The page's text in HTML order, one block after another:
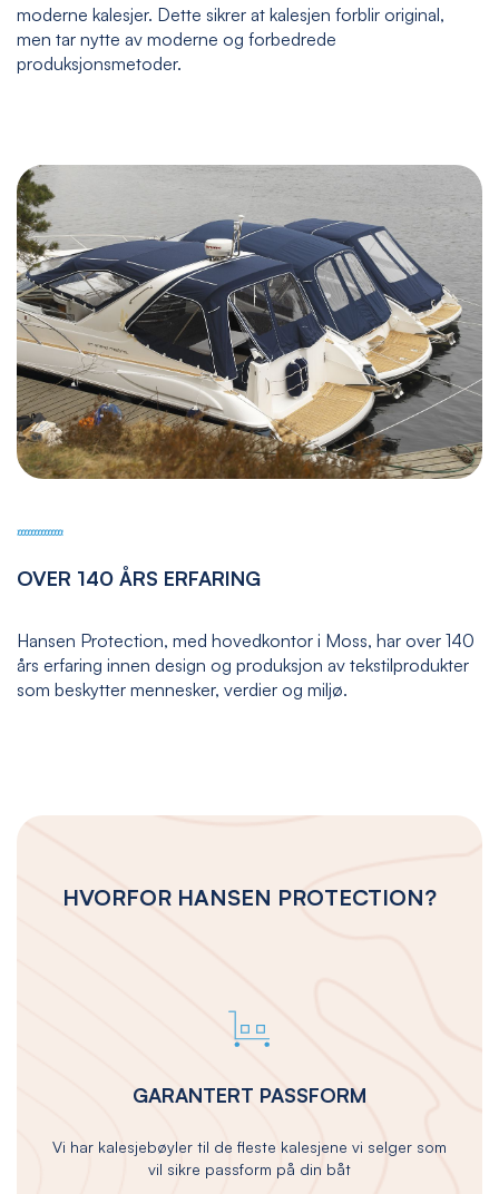
moderne kalesjer. Dette sikrer at kalesjen forblir original,
men tar nytte av moderne og forbedrede
produksjonsmetoder.
OVER 140 ÅRS ERFARING
Hansen Protection, med hovedkontor i Moss, har over 140
års erfaring innen design og produksjon av tekstilprodukter
som beskytter mennesker, verdier og miljø.
HVORFOR HANSEN PROTECTION?
GARANTERT PASSFORM
Vi har kalesjebøyler til de fleste kalesjene vi selger som
vil sikre passform på din båt